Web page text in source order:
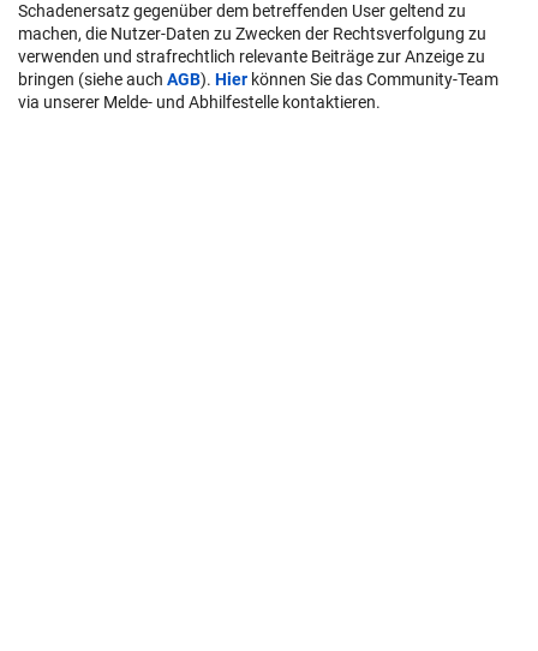
Schadenersatz gegenüber dem betreffenden User geltend zu
machen, die Nutzer-Daten zu Zwecken der Rechtsverfolgung zu
verwenden und strafrechtlich relevante Beiträge zur Anzeige zu
bringen (siehe auch AGB). Hier können Sie das Community-Team
via unserer Melde- und Abhilfestelle kontaktieren.